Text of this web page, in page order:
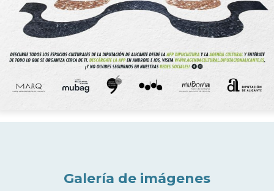
Galería de imágenes